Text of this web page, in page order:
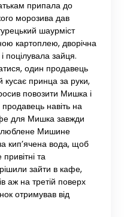
припала до
морозива дав
шаурміст
картоплею, дворічна
поцілувала зайця.
один продавець
кусає принца за руки,
повозити Мишка і
продавець навіть на
для Мишка завжди
Мишине
кип’ячена вода, щоб
та
зайти в кафе,
аж на третій поверх
отримував від